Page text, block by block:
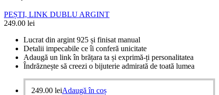
PEȘTI, LINK DUBLU ARGINT
249.00 lei
Lucrat din argint 925 și finisat manual
Detalii impecabile ce îi conferă unicitate
Adaugă un link în brățara ta și exprimă-ți personalitatea
Îndrăznește să creezi o bijuterie admirată de toată lumea
249.00 leiAdaugă în coș